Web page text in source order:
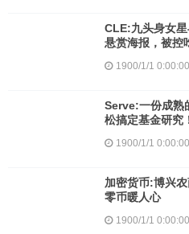
CLE:九头身女
悬赏海报，被控
1900/1/1 0:00:00
Serve:一份成熟
松搞定基金研究
1900/1/1 0:00:00
加密货币:博兴
零币暖人心
1900/1/1 0:00:00